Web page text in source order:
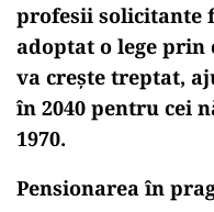
profesii solicitante
adoptat o lege prin
va crește treptat,
în 2040 pentru cei
1970.
Pensionarea în